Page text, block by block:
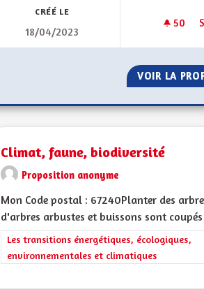
CRÉÉ LE
18/04/2023
50
VOIR LA
Climat, faune, biodiversité
Proposition anonyme
Mon Code postal : 67240Planter des
d'arbres arbustes et buissons sont coupés
Filtrer les résultats de la catégorie : Les
Les transitions énergétiques, écologiques,
environnementales et climatiques